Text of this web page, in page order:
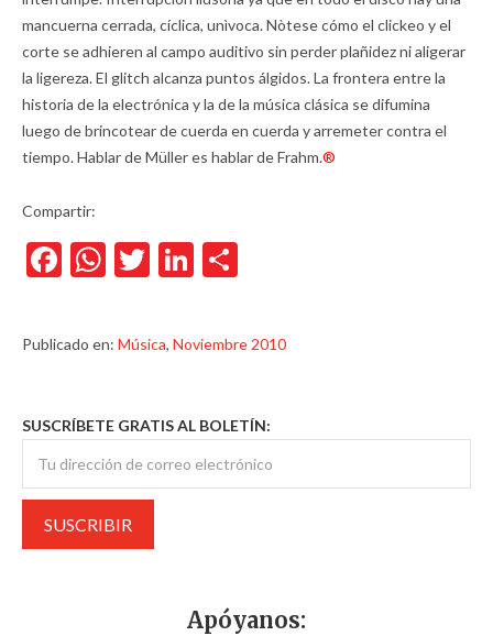
mancuerna cerrada, cíclica, unìvoca. Nòtese cómo el clickeo y el
corte se adhieren al campo auditivo sin perder plañidez ni aligerar
la ligereza. El glitch alcanza puntos álgidos. La frontera entre la
historia de la electrónica y la de la música clásica se difumina
luego de brincotear de cuerda en cuerda y arremeter contra el
tiempo. Hablar de Müller es hablar de Frahm.®
Compartir:
Facebook
WhatsApp
TwitterLinkedIn
Publicado en: Música, Noviembre 2010
SUSCRÍBETE GRATIS AL BOLETÍN:
Apóyanos: